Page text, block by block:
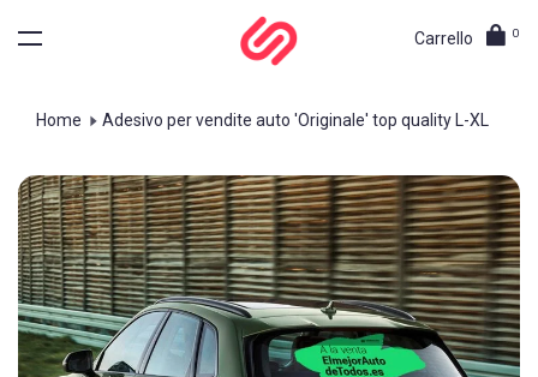
Carrello 0
Home Adesivo per vendite auto 'Originale' top quality L-XL